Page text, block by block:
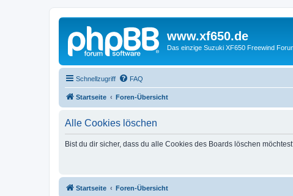
www.xf650.de
Das einzige Suzuki XF650 Freewind
Schnellzugriff FAQ
Startseite Foren-Übersicht
Alle Cookies löschen
Bist du dir sicher, dass du alle Cookies des Boards löschen
Startseite Foren-Übersicht